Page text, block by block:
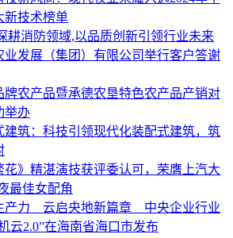
新技术榜单
耕消防领域,以品质创新引领行业未来
业发展（集团）有限公司举行客户答谢
牌农产品暨承德农垦特色农产品产销对
举办
建筑：科技引领现代化装配式建筑，筑
花》精湛演技获评委认可，荣膺上汽大
最佳女配角
产力 云启央地新篇章 中央企业行业
2.0”在海南省海口市发布